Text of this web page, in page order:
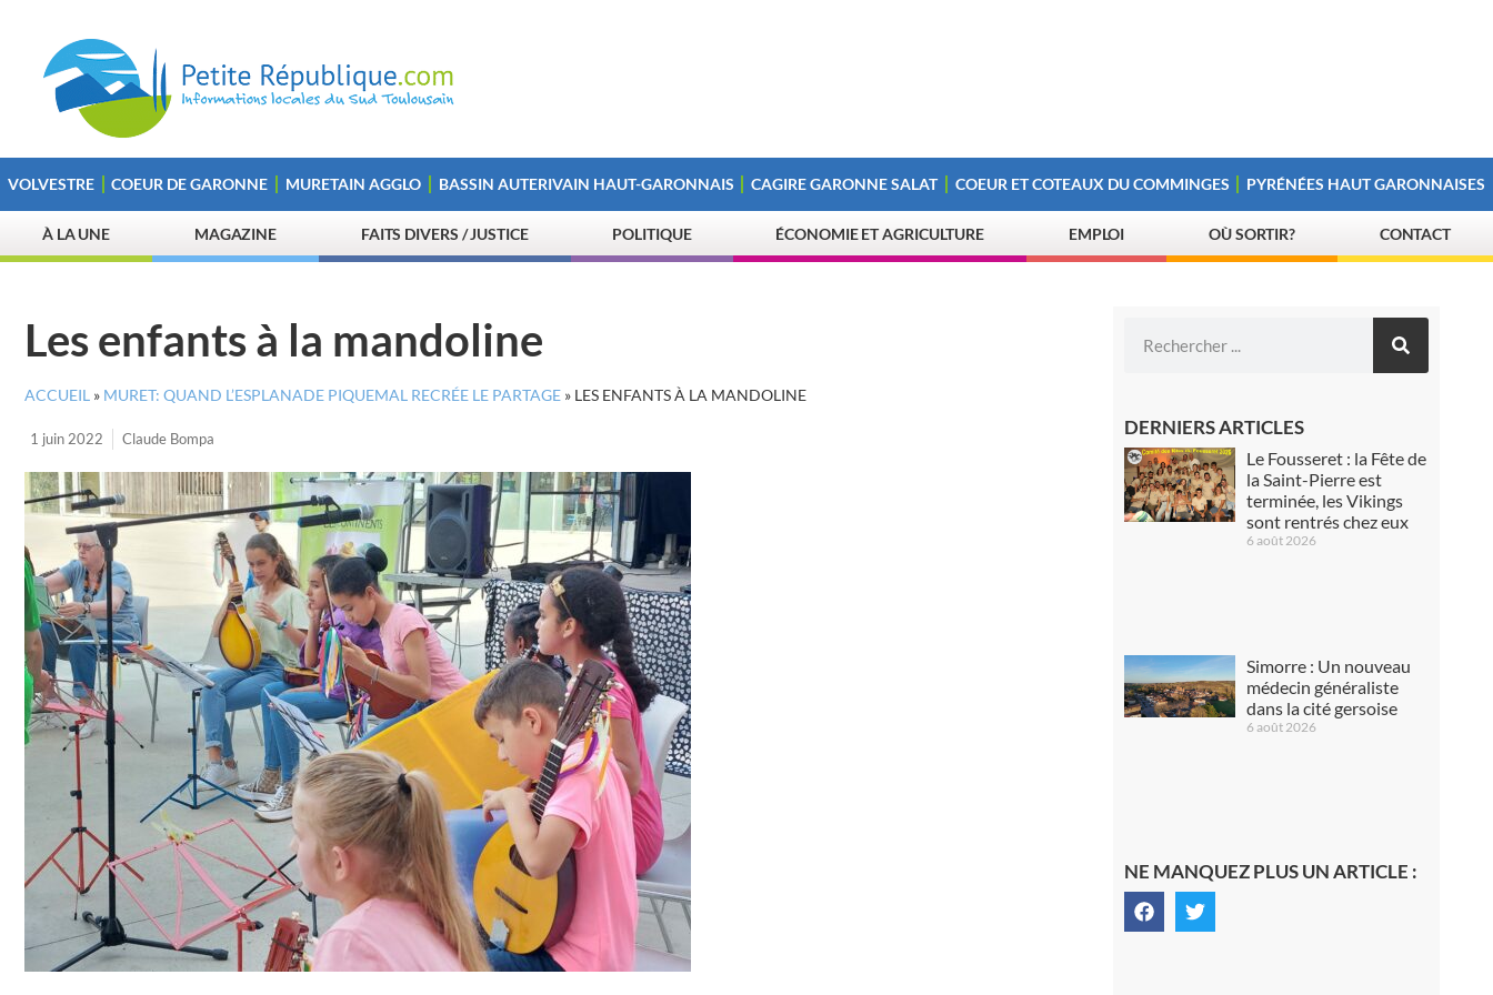
VOLVESTRE COEUR DE GARONNE MURETAIN AGGLO BASSIN AUTERIVAIN HAUT-GARONNAIS CAGIRE GARONNE SALAT COEUR ET COTEAUX DU COMMINGES PYRÉNÉES HAUT GARONNAISES
À LA UNE MAGAZINE FAITS DIVERS / JUSTICE POLITIQUE ÉCONOMIE ET AGRICULTURE EMPLOI OÙ SORTIR? CONTACT
Les enfants à la mandoline
ACCUEIL » MURET: QUAND L’ESPLANADE PIQUEMAL RECRÉE LE PARTAGE » LES ENFANTS À LA MANDOLINE
1 juin 2022 Claude Bompa DERNIERS ARTICLES
Le Fousseret : la Fête de
la Saint-Pierre est
terminée, les Vikings
sont rentrés chez eux
6 août 2026
Simorre : Un nouveau
médecin généraliste
dans la cité gersoise
6 août 2026
NE MANQUEZ PLUS UN ARTICLE :